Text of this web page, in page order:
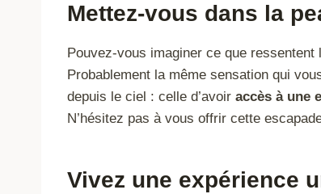
Mettez-vous dans la
Pouvez-vous imaginer ce que
Probablement la même sensation qui
depuis le ciel : celle d’avoir accès à une
N’hésitez pas à vous offrir cette
Vivez une expérience